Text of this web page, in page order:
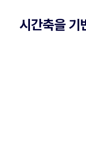
시간축을 기